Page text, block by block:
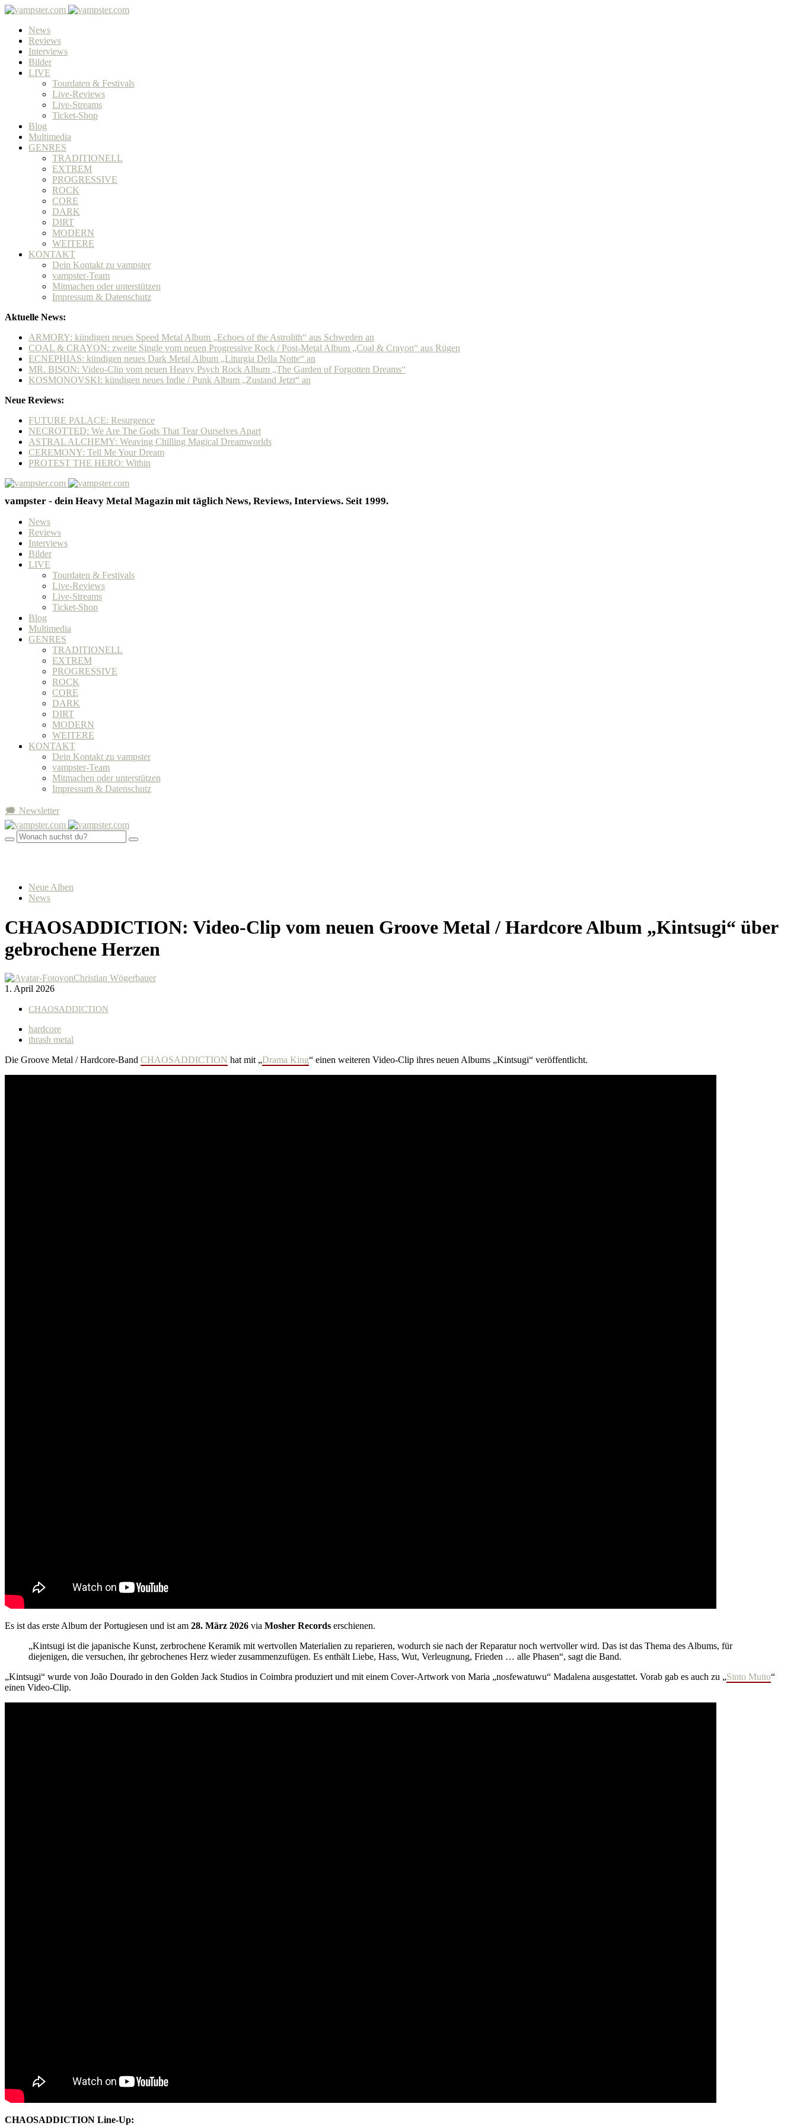
News
Reviews
Interviews
Bilder
LIVE
Tourdaten & Festivals
Live-Reviews
Live-Streams
Ticket-Shop
Blog
Multimedia
GENRES
TRADITIONELL
EXTREM
PROGRESSIVE
ROCK
CORE
DARK
DIRT
MODERN
WEITERE
KONTAKT
Dein Kontakt zu vampster
vampster-Team
Mitmachen oder unterstützen
Impressum & Datenschutz
Aktuelle News:
ARMORY: kündigen neues Speed Metal Album „Echoes of the Astrolith“ aus Schweden an
COAL & CRAYON: zweite Single vom neuen Progressive Rock / Post-Metal Album „Coal & Crayon“ aus Rügen
ECNEPHIAS: kündigen neues Dark Metal Album „Liturgia Della Notte“ an
MR. BISON: Video-Clip vom neuen Heavy Psych Rock Album „The Garden of Forgotten Dreams“
KOSMONOVSKI: kündigen neues Indie / Punk Album „Zustand Jetzt“ an
Neue Reviews:
FUTURE PALACE: Resurgence
NECROTTED: We Are The Gods That Tear Ourselves Apart
ASTRAL ALCHEMY: Weaving Chilling Magical Dreamworlds
CEREMONY: Tell Me Your Dream
PROTEST THE HERO: Within
vampster - dein Heavy Metal Magazin mit täglich News, Reviews, Interviews. Seit 1999.
News
Reviews
Interviews
Bilder
LIVE
Tourdaten & Festivals
Live-Reviews
Live-Streams
Ticket-Shop
Blog
Multimedia
GENRES
TRADITIONELL
EXTREM
PROGRESSIVE
ROCK
CORE
DARK
DIRT
MODERN
WEITERE
KONTAKT
Dein Kontakt zu vampster
vampster-Team
Mitmachen oder unterstützen
Impressum & Datenschutz
🗯 Newsletter
Neue Alben
News
CHAOSADDICTION: Video-Clip vom neuen Groove Metal / Hardcore Album „Kintsugi“ über
gebrochene Herzen
vonChristian Wögerbauer
1. April 2026
CHAOSADDICTION
hardcore
thrash metal
Die Groove Metal / Hardcore-Band CHAOSADDICTION hat mit „Drama King“ einen weiteren Video-Clip ihres neuen Albums „Kintsugi“ veröffentlicht.
Es ist das erste Album der Portugiesen und ist am 28. März 2026 via Mosher Records erschienen.
„Kintsugi ist die japanische Kunst, zerbrochene Keramik mit wertvollen Materialien zu reparieren, wodurch sie nach der Reparatur noch wertvoller wird. Das ist das Thema des Albums, für
diejenigen, die versuchen, ihr gebrochenes Herz wieder zusammenzufügen. Es enthält Liebe, Hass, Wut, Verleugnung, Frieden … alle Phasen“, sagt die Band.
„Kintsugi“ wurde von João Dourado in den Golden Jack Studios in Coimbra produziert und mit einem Cover-Artwork von Maria „nosfewatuwu“ Madalena ausgestattet. Vorab gab es auch zu „Sinto Muito“
einen Video-Clip.
CHAOSADDICTION Line-Up: